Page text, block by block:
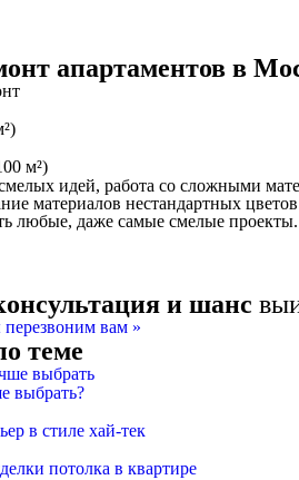
апартаментов в
м²)
идей, работа со сложными
материалов нестандартных
любые, даже самые смелые проекты.
и шанс
вам »
теме
выбрать?
в стиле хай-тек
потолка в квартире